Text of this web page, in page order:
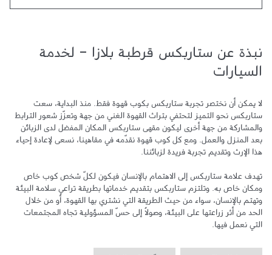
نبذة عن ستاربكس قرطبة بلازا - لخدمة
السيارات
التي نعمل فيها.